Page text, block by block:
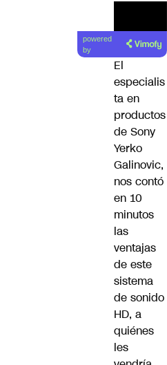
powered
by
El
especialis
ta en
productos
de Sony
Yerko
Galinovic,
nos contó
en 10
minutos
las
ventajas
de este
sistema
de sonido
HD, a
quiénes
les